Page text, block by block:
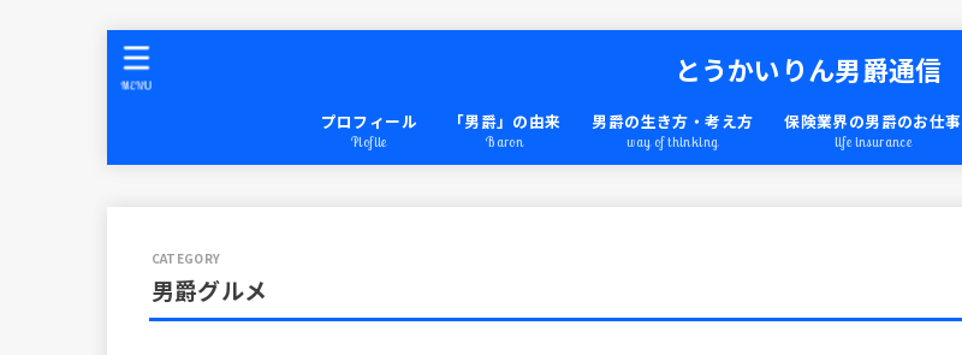
とうかいりん男爵通信
プロフィール
Plofile
「男爵」の由来
Baron
男爵の生き方・考え方
way of thinking
保険業界の男爵のお仕事
life insurance
MENU
男爵グルメ